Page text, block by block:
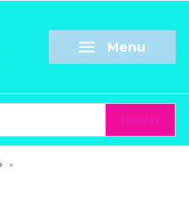
Menu
»